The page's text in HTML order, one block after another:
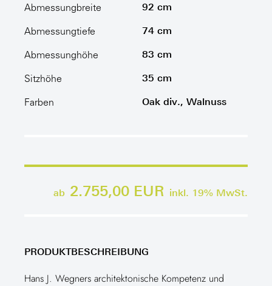
Abmessungbreite 92 cm
Abmessungtiefe 74 cm
Abmessunghöhe 83 cm
Sitzhöhe 35 cm
Farben Oak div., Walnuss
ab 2.755,00 EUR inkl. 19% MwSt.
PRODUKTBESCHREIBUNG
Hans J. Wegners architektonische Kompetenz und